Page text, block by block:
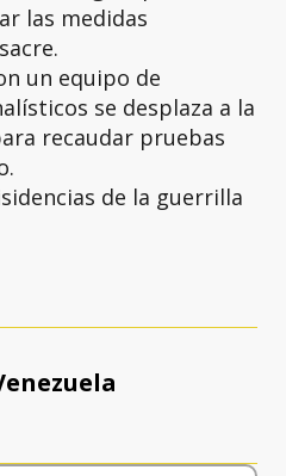
las medidas
un equipo de
se desplaza a la
recaudar pruebas
de la guerrilla